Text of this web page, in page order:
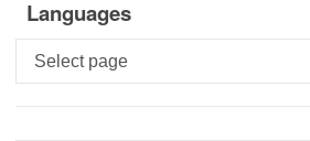
Languages
Languages